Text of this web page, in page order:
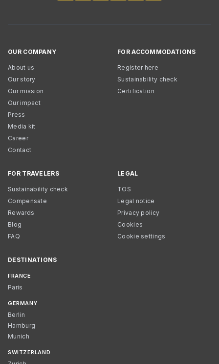
OUR COMPANY
About us
Our story
Our mission
Our impact
Press
Media kit
Career
Contact
FOR ACCOMMODATIONS
Register here
Sustainability check
Certification
FOR TRAVELERS
Sustainability check
Compensate
Rewards
Blog
FAQ
LEGAL
TOS
Legal notice
Privacy policy
Cookies
Cookie settings
DESTINATIONS
FRANCE
Paris
GERMANY
Berlin
Hamburg
Munich
SWITZERLAND